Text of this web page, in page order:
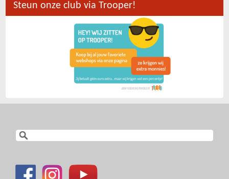
Steun onze club via Trooper!